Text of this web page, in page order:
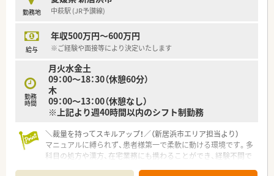
勤務地 中萩駅 (JR予讃線)
給与
年収500万円～600万円
※ご経験や面接等により決定いたします
勤務
時間
月火水金土
09：00～18：30（休憩60分）
木
09：00～13：00（休憩なし）
※上記より週40時間以内のシフト制勤務
＼裁量を持ってスキルアップ！／（新居浜市エリア担当より）
マニュアルに縛られず、患者様第一で柔軟に動ける環境です。多
科目の処方や漢方、在宅業務にも携わることができ、経験不問で